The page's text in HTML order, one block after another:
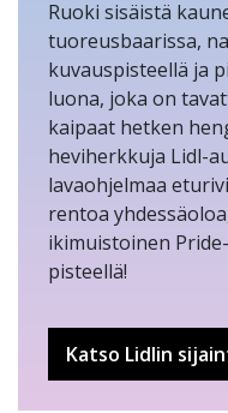
Ruoki sisäistä
tuoreusbaarissa,
kuvauspisteellä ja
luona, joka on
kaipaat hetken
heviherkkuja Lidl-
lavaohjelmaa
rentoa
ikimuistoinen
pisteellä!
Katso Lidlin